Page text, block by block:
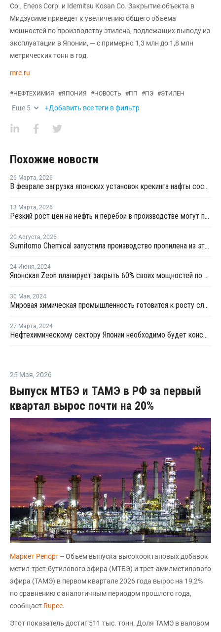
Co., Eneos Corp. и Idemitsu Kosan Co. Закрытие объекта в
Мидзусиме приведет к увеличению общего объема
мощностей по производству этилена, подлежащих выводу из
эксплуатации в Японии, — с примерно 1,3 млн до 1,8 млн
метрических тонн в год.
mrc.ru
#НЕФТЕХИМИЯ #ЯПОНИЯ #НОВОСТЬ #ПП #ПЭ #ЭТИЛЕН
Еще 5 +Добавить все теги в фильтр
Похожие новости
26 Марта, 2026
В феврале загрузка японских установок крекинга нафты составила 75,7%
13 Марта, 2026
Резкий рост цен на нефть и перебои в производстве могут поддержать прибыль американских производителей этилена
20 Августа, 2025
Sumitomo Chemical запустила производство пропилена из этанола
24 Июня, 2024
Японская Zeon планирует закрыть 60% своих мощностей по производству эластомеров в Токуяме
30 Мая, 2024
Мировая химическая промышленность готовится к росту слияний и поглощений в Японии и Индии в 2024 году
27 Марта, 2024
Нефтехимическому сектору Японии необходимо будет консолидироваться
25 Мая, 2026
Выпуск МТБЭ и ТАМЭ в РФ за первый
квартал вырос почти на 20%
Маркет Репорт-- Объем выпуска высокооктановых добавок
метил-трет-бутилового эфира (МТБЭ) и трет-амилметилового
эфира (ТАМЭ) в первом квартале 2026 года вырос на 19,2%
по сравнению с аналогичным периодом прошлого года,
сообщает Rupec.
Этот показатель достиг 511 тыс. тонн. Доля ТАМЭ в валовом